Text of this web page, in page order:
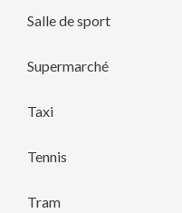
Salle de sport
Supermarché
Taxi
Tennis
Tram